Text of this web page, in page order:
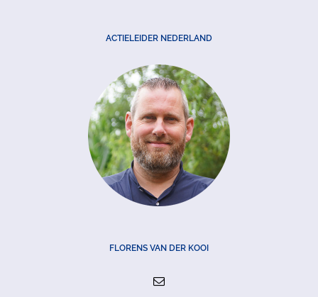
ACTIELEIDER NEDERLAND
FLORENS VAN DER KOOI